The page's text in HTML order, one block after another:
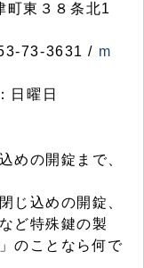
東３８条北1
73-3631 / m
日曜日
めの開錠まで、
じ込めの開錠、
ど特殊鍵の製
のことなら何で